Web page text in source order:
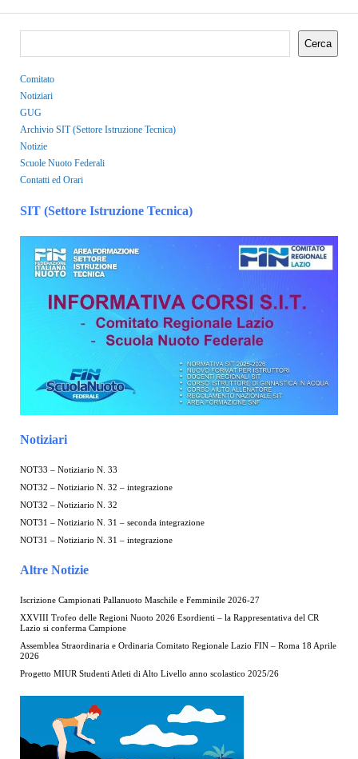
Cerca
Comitato
Notiziari
GUG
Archivio SIT (Settore Istruzione Tecnica)
Notizie
Scuole Nuoto Federali
Contatti ed Orari
SIT (Settore Istruzione Tecnica)
Notiziari
NOT33 – Notiziario N. 33
NOT32 – Notiziario N. 32 – integrazione
NOT32 – Notiziario N. 32
NOT31 – Notiziario N. 31 – seconda integrazione
NOT31 – Notiziario N. 31 – integrazione
Altre Notizie
Iscrizione Campionati Pallanuoto Maschile e Femminile 2026-27
XXVIII Trofeo delle Regioni Nuoto 2026 Esordienti – la Rappresentativa del CR
Lazio si conferma Campione
Assemblea Straordinaria e Ordinaria Comitato Regionale Lazio FIN – Roma 18 Aprile
2026
Progetto MIUR Studenti Atleti di Alto Livello anno scolastico 2025/26